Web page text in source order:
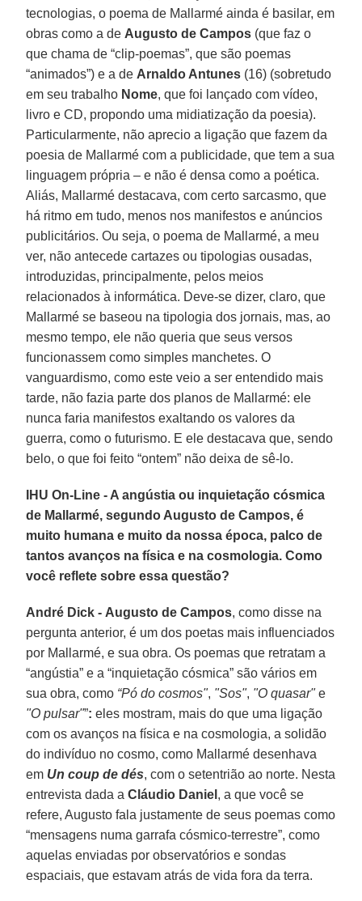
tecnologias, o poema de Mallarmé ainda é basilar, em
obras como a de Augusto de Campos (que faz o
que chama de “clip-poemas”, que são poemas
“animados”) e a de Arnaldo Antunes (16) (sobretudo
em seu trabalho Nome, que foi lançado com vídeo,
livro e CD, propondo uma midiatização da poesia).
Particularmente, não aprecio a ligação que fazem da
poesia de Mallarmé com a publicidade, que tem a sua
linguagem própria – e não é densa como a poética.
Aliás, Mallarmé destacava, com certo sarcasmo, que
há ritmo em tudo, menos nos manifestos e anúncios
publicitários. Ou seja, o poema de Mallarmé, a meu
ver, não antecede cartazes ou tipologias ousadas,
introduzidas, principalmente, pelos meios
relacionados à informática. Deve-se dizer, claro, que
Mallarmé se baseou na tipologia dos jornais, mas, ao
mesmo tempo, ele não queria que seus versos
funcionassem como simples manchetes. O
vanguardismo, como este veio a ser entendido mais
tarde, não fazia parte dos planos de Mallarmé: ele
nunca faria manifestos exaltando os valores da
guerra, como o futurismo. E ele destacava que, sendo
belo, o que foi feito “ontem” não deixa de sê-lo.
IHU On-Line - A angústia ou inquietação cósmica
de Mallarmé, segundo Augusto de Campos, é
muito humana e muito da nossa época, palco de
tantos avanços na física e na cosmologia. Como
você reflete sobre essa questão?
André Dick - Augusto de Campos, como disse na
pergunta anterior, é um dos poetas mais influenciados
por Mallarmé, e sua obra. Os poemas que retratam a
“angústia” e a “inquietação cósmica” são vários em
sua obra, como “Pó do cosmos", "Sos", "O quasar"e
"O pulsar"”: eles mostram, mais do que uma ligação
com os avanços na física e na cosmologia, a solidão
do indivíduo no cosmo, como Mallarmé desenhava
em Un coup de dés, com o setentrião ao norte. Nesta
entrevista dada aCláudio Daniel , a que você se
refere, Augusto fala justamente de seus poemas como
“mensagens numa garrafa cósmico-terrestre”, como
aquelas enviadas por observatórios e sondas
espaciais, que estavam atrás de vida fora da terra.